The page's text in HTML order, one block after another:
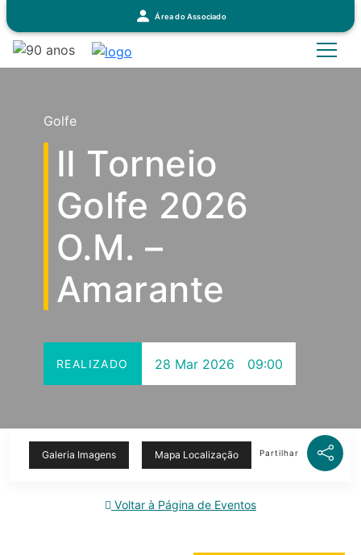
Área do Associado
Golfe
II Torneio
Golfe 2026
O.M. –
Amarante
REALIZADO 28 Mar 2026 09:00
Galeria Imagens Mapa Localização Partilhar
Voltar à Página de Eventos